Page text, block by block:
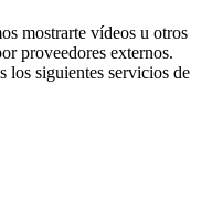
mostrarte vídeos u otros
proveedores externos.
los siguientes servicios de